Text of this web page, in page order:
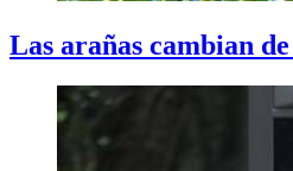
Las arañas cambian